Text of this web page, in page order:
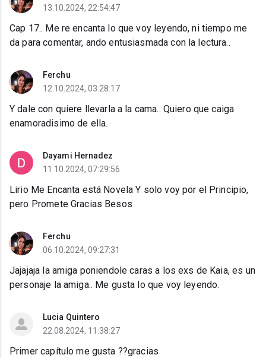
13.10.2024, 22:54:47
Cap 17.. Me re encanta lo que voy leyendo, ni tiempo me
da para comentar, ando entusiasmada con la lectura..
Ferchu
12.10.2024, 03:28:17
Y dale con quiere llevarla a la cama.. Quiero que caiga
enamoradisimo de ella.
Dayami Hernadez
11.10.2024, 07:29:56
Lirio Me Encanta está Novela Y solo voy por el Principio,
pero Promete Gracias Besos
Ferchu
06.10.2024, 09:27:31
Jajajaja la amiga poniendole caras a los exs de Kaia, es un
personaje la amiga.. Me gusta lo que voy leyendo.
Lucia Quintero
22.08.2024, 11:38:27
Primer capítulo me gusta ??gracias